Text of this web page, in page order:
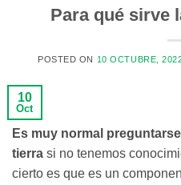
Para qué sirve
POSTED ON 10 OCTUBRE,
10
Oct
Es muy normal
tierra si no tenemos
cierto es que es un